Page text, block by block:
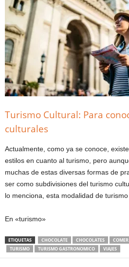
Turismo Cultural: Para
culturales
Actualmente, como ya se conoce,
estilos en cuanto al turismo, pero
muchas de estas diversas formas de
ser como subdivisiones del turismo
lo menciona, esta modalidad de
En «turismo»
ETIQUETAS CHOCOLATE CHOCOLATES COMER
TURISMO
TURISMO GASTRONOMICO VIAJES